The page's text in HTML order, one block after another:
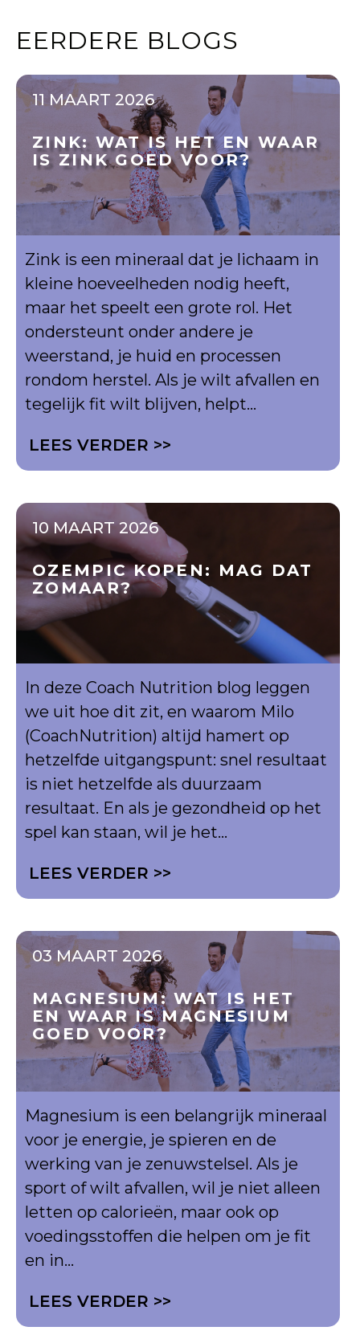
EERDERE BLOGS
11 MAART 2026
ZINK: WAT IS HET EN WAAR
IS ZINK GOED VOOR?
Zink is een mineraal dat je lichaam in
kleine hoeveelheden nodig heeft,
maar het speelt een grote rol. Het
ondersteunt onder andere je
weerstand, je huid en processen
rondom herstel. Als je wilt afvallen en
tegelijk fit wilt blijven, helpt...
LEES VERDER >>
10 MAART 2026
OZEMPIC KOPEN: MAG DAT
ZOMAAR?
In deze Coach Nutrition blog leggen
we uit hoe dit zit, en waarom Milo
(CoachNutrition) altijd hamert op
hetzelfde uitgangspunt: snel resultaat
is niet hetzelfde als duurzaam
resultaat. En als je gezondheid op het
spel kan staan, wil je het...
LEES VERDER >>
03 MAART 2026
MAGNESIUM: WAT IS HET
EN WAAR IS MAGNESIUM
GOED VOOR?
Magnesium is een belangrijk mineraal
voor je energie, je spieren en de
werking van je zenuwstelsel. Als je
sport of wilt afvallen, wil je niet alleen
letten op calorieën, maar ook op
voedingsstoffen die helpen om je fit
en in...
LEES VERDER >>